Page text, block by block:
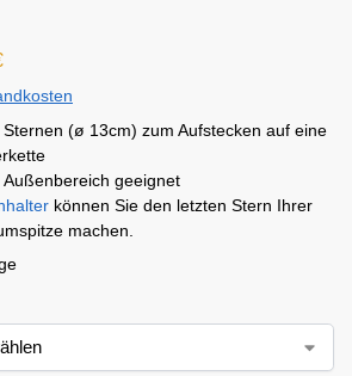
(ø 13cm) zum Aufstecken auf eine
geeignet
können Sie den letzten Stern Ihrer
machen.